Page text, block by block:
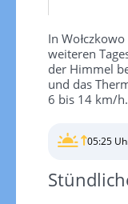
In
weiteren
der Himmel
und das
6 bis 14 km/
05:25